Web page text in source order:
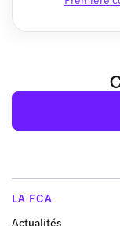
LA FCA
Actualités